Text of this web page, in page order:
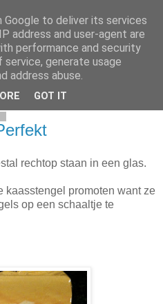
van voedselverpakkingen.
genomen.
rechtop staan in een glas.
kaasstengel promoten want ze
op een schaaltje te
to deliver its services
address and user-agent are
performance and security
generate usage
address abuse.
GOT IT